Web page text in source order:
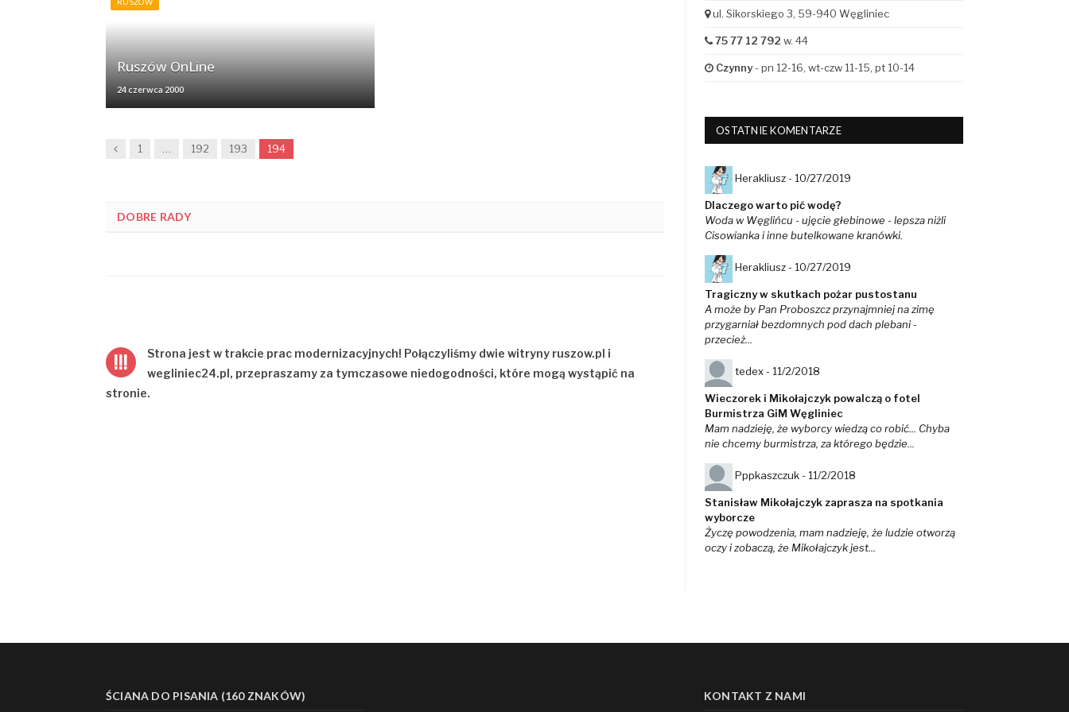
Ruszów OnLine
24 czerwca 2000
Previous
1 192 193 194
DOBRE RADY
!!! Strona jest w trakcie prac modernizacyjnych! Połączyliśmy dwie witryny ruszow.pl i
wegliniec24.pl, przepraszamy za tymczasowe niedogodności, które mogą wystąpić na
stronie.
ul. Sikorskiego 3, 59-940 Węgliniec
75 77 12 792 w. 44
Czynny- pn 12-16, wt-czw 11-15, pt 10-14
OSTATNIE KOMENTARZE
Herakliusz - 10/27/2019
Dlaczego warto pić wodę?
Woda w Węglińcu - ujęcie głebinowe - lepsza niżli
Cisowianka i inne butelkowane kranówki.
Herakliusz - 10/27/2019
Tragiczny w skutkach pożar pustostanu
A może by Pan Proboszcz przynajmniej na zimę
przygarniał bezdomnych pod dach plebani -
przecież...
tedex - 11/2/2018
Wieczorek i Mikołajczyk powalczą o fotel
Burmistrza GiM Węgliniec
Mam nadzieję, że wyborcy wiedzą co robić... Chyba
nie chcemy burmistrza, za którego będzie...
Pppkaszczuk - 11/2/2018
Stanisław Mikołajczyk zaprasza na spotkania
wyborcze
Życzę powodzenia, mam nadzieję, że ludzie otworzą
oczy i zobaczą, że Mikołajczyk jest...
ŚCIANA DO PISANIA (160 ZNAKÓW) KONTAKT Z NAMI